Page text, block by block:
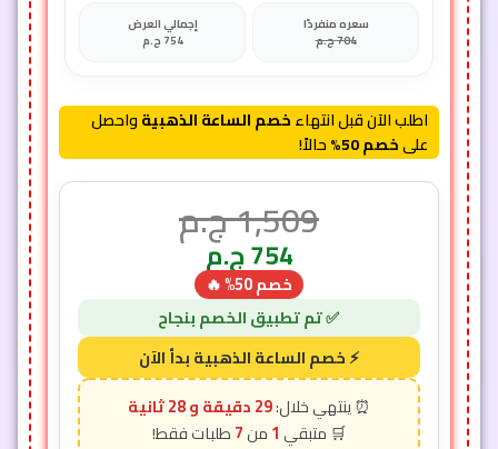
سعره منفردًا
704ج.م
إجمالي العرض
754 ج.م
اطلب الآن قبل انتهاءخصم الساعة الذهبيةواحصل
علىخصم 50% حالاً!
1,509ج.م
754ج.م
خصم 50% 🔥
29 دقيقة و 26 ثانية
1
7